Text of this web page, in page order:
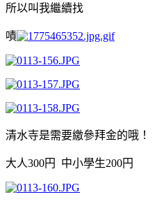
所以叫我繼續找
嘖
清水寺是需要繳參拜金的哦！
大人300円 中小學生200円